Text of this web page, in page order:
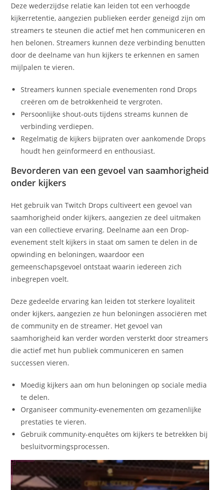
Deze wederzijdse relatie kan leiden tot een verhoogde
kijkerretentie, aangezien publieken eerder geneigd zijn om
streamers te steunen die actief met hen communiceren en
hen belonen. Streamers kunnen deze verbinding benutten
door de deelname van hun kijkers te erkennen en samen
mijlpalen te vieren.
Streamers kunnen speciale evenementen rond Drops
creëren om de betrokkenheid te vergroten.
Persoonlijke shout-outs tijdens streams kunnen de
verbinding verdiepen.
Regelmatig de kijkers bijpraten over aankomende Drops
houdt hen geïnformeerd en enthousiast.
Bevorderen van een gevoel van saamhorigheid
onder kijkers
Het gebruik van Twitch Drops cultiveert een gevoel van
saamhorigheid onder kijkers, aangezien ze deel uitmaken
van een collectieve ervaring. Deelname aan een Drop-
evenement stelt kijkers in staat om samen te delen in de
opwinding en beloningen, waardoor een
gemeenschapsgevoel ontstaat waarin iedereen zich
inbegrepen voelt.
Deze gedeelde ervaring kan leiden tot sterkere loyaliteit
onder kijkers, aangezien ze hun beloningen associëren met
de community en de streamer. Het gevoel van
saamhorigheid kan verder worden versterkt door streamers
die actief met hun publiek communiceren en samen
successen vieren.
Moedig kijkers aan om hun beloningen op sociale media
te delen.
Organiseer community-evenementen om gezamenlijke
prestaties te vieren.
Gebruik community-enquêtes om kijkers te betrekken bij
besluitvormingsprocessen.